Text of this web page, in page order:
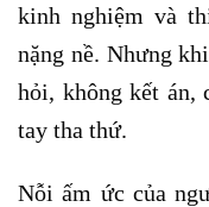
kinh nghiệm và
nặng nề. Nhưng
hỏi, không kết án,
tay tha thứ.
Nỗi ấm ức của